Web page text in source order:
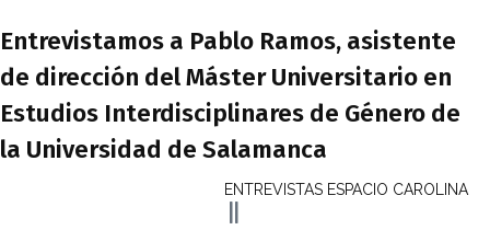
Entrevistamos a Pablo Ramos, asistente
de dirección del Máster Universitario en
Estudios Interdisciplinares de Género de
la Universidad de Salamanca
ENTREVISTAS ESPACIO CAROLINA